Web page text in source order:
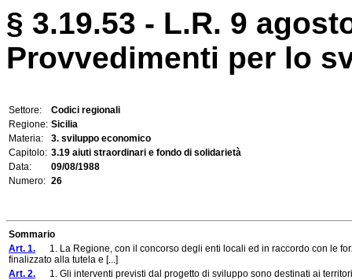
§ 3.19.53 - L.R. 9
Provvedimenti per lo
Settore:
Codici regionali
Regione: Sicilia
Materia:
3. sviluppo economico
Capitolo: 3.19 aiuti straordinari e fondo di solidarietà
Data:
09/08/1988
Numero: 26
Sommario
Art. 1. 1. La Regione, con il concorso degli enti locali ed in raccordo con le
finalizzato alla tutela e [...]
Art. 2. 1. Gli interventi previsti dal progetto di sviluppo sono destinati ai